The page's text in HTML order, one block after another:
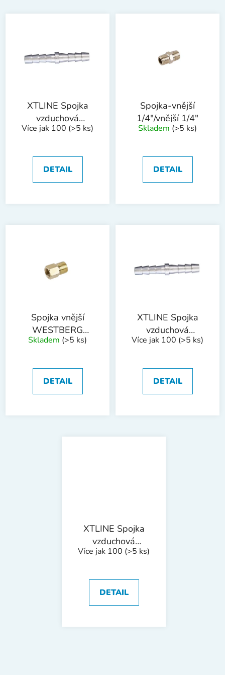
XTLINE Spojka
vzduchová
násuvná | 10 mm
Více jak 100 (>5 ks)
DETAIL
Spojka-vnější
1/4"/vnější 1/4"
Skladem (>5 ks)
DETAIL
Spojka vnější
WESTBERG
1/4"/vnitřní 1/4"
Skladem (>5 ks)
DETAIL
XTLINE Spojka
vzduchová
násuvná | 6 mm
Více jak 100 (>5 ks)
DETAIL
XTLINE Spojka
vzduchová
násuvná | 10/10
Více jak 100 (>5 ks)
DETAIL